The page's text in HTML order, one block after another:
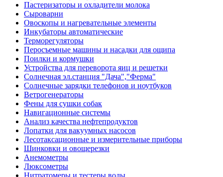
Пастеризаторы и охладители молока
Сыроварни
Овоскопы и нагревательные элементы
Инкубаторы автоматические
Терморегуляторы
Перосъемные машины и насадки для ощипа
Поилки и кормушки
Устройства для переворота яиц и решетки
Солнечная эл.станция "Дача","Ферма"
Солнечные зарядки телефонов и ноутбуков
Ветрогенераторы
Фены для сушки собак
Навигационные системы
Анализ качества нефтепродуктов
Лопатки для вакуумных насосов
Лесотаксационные и измерительные приборы
Шинковки и овощерезки
Анемометры
Люксометры
Нитратомеры и тестеры воды